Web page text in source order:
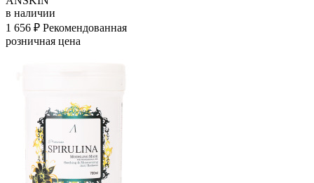
в наличии
1 656 ₽ Рекомендованная
розничная цена